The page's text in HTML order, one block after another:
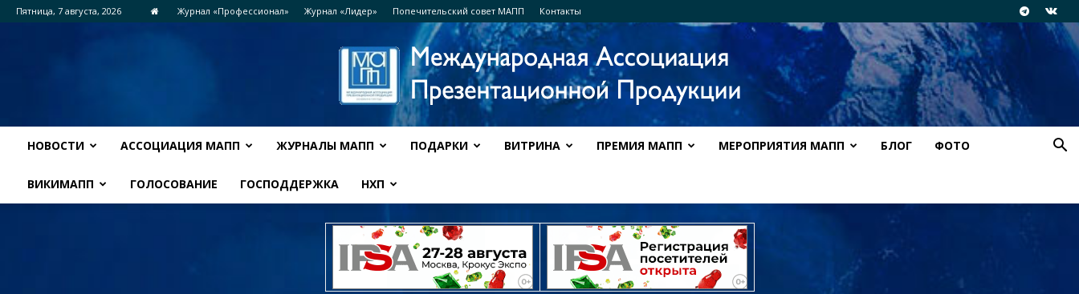
Пятница, 7 августа, 2026 Журнал «Профессионал» Журнал «Лидер» Попечительский совет МАПП Контакты
НОВОСТИ АССОЦИАЦИЯ МАПП ЖУРНАЛЫ МАПП ПОДАРКИ ВИТРИНА ПРЕМИЯ МАПП МЕРОПРИЯТИЯ МАПП БЛОГ ФОТО
ВИКИМАПП ГОЛОСОВАНИЕ ГОСПОДДЕРЖКА НХП